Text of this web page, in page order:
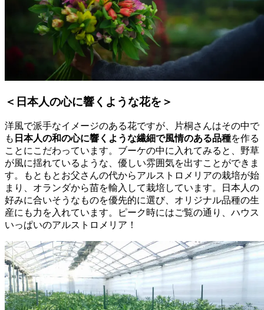
＜日本人の心に響くような花を＞
洋風で派手なイメージのある花ですが、片桐さんはその中で
も 日本人の和の心に響くような繊細で風情のある品種を作る
ことにこだわっています。ブーケの中に入れてみると、野草
が風に揺れているような、優しい雰囲気を出すことができま
す。もともとお父さんの代からアルストロメリアの栽培が始
まり、オランダから苗を輸入して栽培しています。日本人の
好みに合いそうなものを優先的に選び、オリジナル品種の生
産にも力を入れています。ピーク時にはご覧の通り、ハウス
いっぱいのアルストロメリア！